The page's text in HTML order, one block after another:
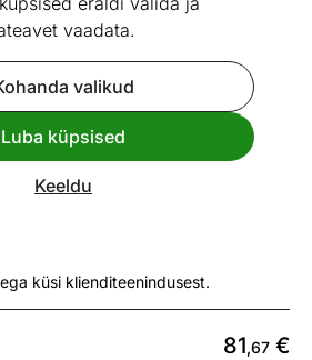
vaadata.
valikud
Luba küpsised
Keeldu
Vaata sarnaseid
küsi klienditeenindusest.
81,67 €